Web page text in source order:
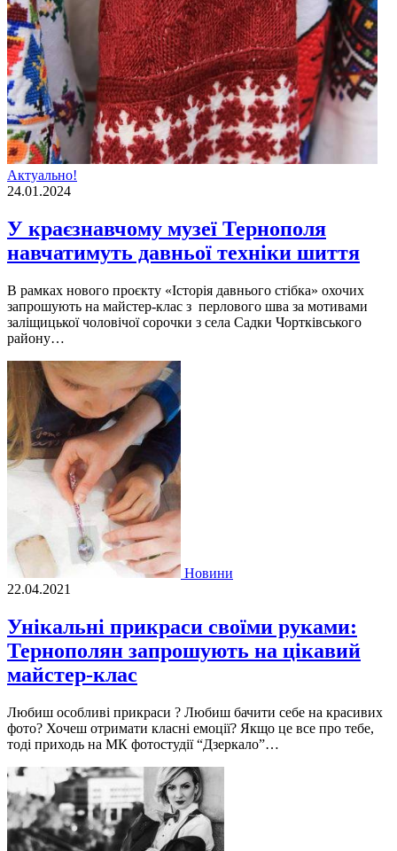
Актуально!
24.01.2024
У краєзнавчому музеї Тернополя
навчатимуть давньої техніки шиття
В рамках нового проєкту «Історія давнього стібка» охочих
запрошують на майстер-клас з перлового шва за мотивами
заліщицької чоловічої сорочки з села Садки Чортківського
району…
Новини
22.04.2021
Унікальні прикраси своїми руками:
Тернополян запрошують на цікавий
майстер-клас
Любиш особливі прикраси ? Любиш бачити себе на красивих
фото? Хочеш отримати класні емоції? Якщо це все про тебе,
тоді приходь на МК фотостудії “Дзеркало”…